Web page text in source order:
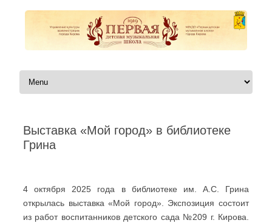
Перейти к содержимому
Выставка «Мой город» в библиотеке
Грина
4 октября 2025 года в библиотеке им. А.С. Грина
открылась выставка «Мой город». Экспозиция состоит
из работ воспитанников детского сада №209 г. Кирова.